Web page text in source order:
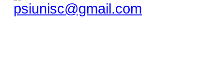
psiunisc@gmail.com